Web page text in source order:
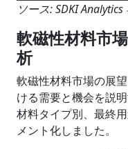
ソース: SDKI
軟磁性材料市
析
軟磁性材料市場の展
ける需要と機会を説
材料タイプ別、最終
メント化しました。